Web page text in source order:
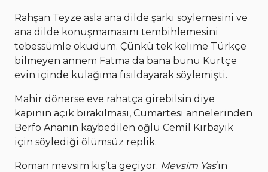
Rahşan Teyze asla ana dilde şarkı söylemesini ve
ana dilde konuşmamasını tembihlemesini
tebessümle okudum. Çünkü tek kelime Türkçe
bilmeyen annem Fatma da bana bunu Kürtçe
evin içinde kulağıma fısıldayarak söylemişti.
Mahir dönerse eve rahatça girebilsin diye
kapının açık bırakılması, Cumartesi annelerinden
Berfo Ananın kaybedilen oğlu Cemil Kırbayık
için söylediği ölümsüz replik.
Roman mevsim kış’ta geçiyor. Mevsim Yas’ın